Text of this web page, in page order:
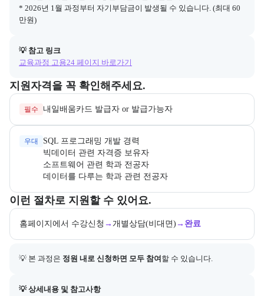
* 2026년 1월 과정부터 자기부담금이 발생될 수 있습니다. (최대 60
만원)
💡 참고 링크
교육과정 고용24 페이지 바로가기
지원자격을 꼭 확인해주세요.
교육과정 지원 자격과 우대 사항을 각각 묶어서 안내한다.
필수
우대
데이터를 다루는 학과 관련 전공자
이런 절차로 지원할 수 있어요.
교육과정 지원 절차와 참여 조건, 상세 참고사항을 안내한다.
홈페이지에서 수강신청 → 개별상담(비대면) → 완료
💡 본 과정은 정원 내로 신청하면 모두 참여 할 수 있습니다.
💡 상세내용 및 참고사항
아래에는 지원 절차의 상세 설명 및 참고 링크가 포함된다.